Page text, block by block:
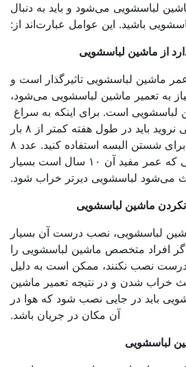
لباسشویی می‌شود و باید به دنبال
باشید. این عوامل عبارت‌اند از:
ماشین لباسشویی
لباسشویی تاثیرگذار است و
تعمیر ماشین لباسشویی می‌شود،
است. برای اینکه به سراغ
تعمیر ماشین لباسشویی نروید باید در طول هفته کمتر از ۸ بار
از ماشین لباسشویی برای شستن البسه استفاده کنید. عدد ۸
برای ماشین لباسشویی که عمر مفید آن ۱۰ سال است بسیار
لباسشویی دیرتر خراب شود.
لباسشویی
لباسشویی، نصب درست آن بسیار
متخصص ماشین لباسشویی را
نصب نکنند، ممکن است به دلیل
شدن و در نتیجه تعمیر ماشین
باید در جایی نصب شود که هوا در
آن مکان در جریان باشد.